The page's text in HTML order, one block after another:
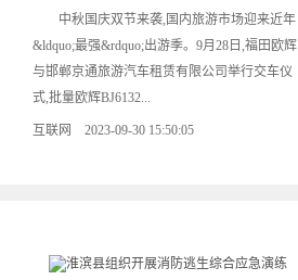
中秋国庆双节来袭,国内旅游市场迎来近年
&ldquo;最强&rdquo;出游季。9月28日,福田欧辉
与邯郸京通旅游汽车租赁有限公司举行交车仪
式,批量欧辉BJ6132...
互联网 2023-09-30 15:50:05